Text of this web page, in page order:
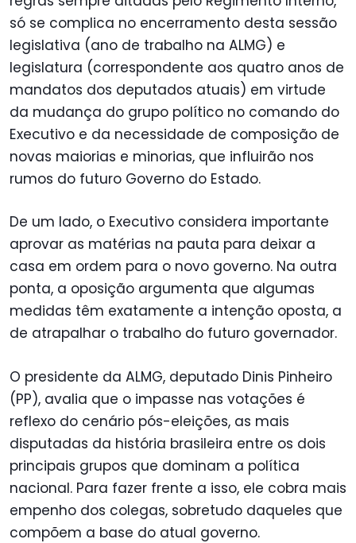
só se complica no encerramento desta sessão
legislativa (ano de trabalho na ALMG) e
legislatura (correspondente aos quatro anos de
mandatos dos deputados atuais) em virtude
da mudança do grupo político no comando do
Executivo e da necessidade de composição de
novas maiorias e minorias, que influirão nos
rumos do futuro Governo do Estado.
De um lado, o Executivo considera importante
aprovar as matérias na pauta para deixar a
casa em ordem para o novo governo. Na outra
ponta, a oposição argumenta que algumas
medidas têm exatamente a intenção oposta, a
de atrapalhar o trabalho do futuro governador.
O presidente da ALMG, deputado Dinis Pinheiro
(PP), avalia que o impasse nas votações é
reflexo do cenário pós-eleições, as mais
disputadas da história brasileira entre os dois
principais grupos que dominam a política
nacional. Para fazer frente a isso, ele cobra mais
empenho dos colegas, sobretudo daqueles que
compõem a base do atual governo.